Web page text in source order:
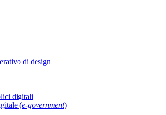
di design
digitali
(e-government)